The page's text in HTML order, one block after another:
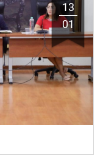
13
01